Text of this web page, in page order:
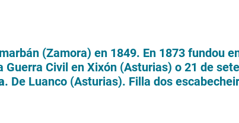
(Zamora) en 1849. En 1873 fundou
Civil en Xixón (Asturias) o 21 de
. De Luanco (Asturias). Filla dos